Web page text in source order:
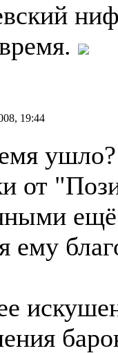
19:44
от
ещё
ему